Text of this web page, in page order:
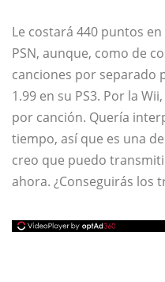
Le costará 440 puntos
PSN, aunque, como de
canciones por separado
1.99 en su PS3. Por la
por canción. Quería
tiempo, así que es una
creo que puedo
ahora. ¿Conseguirás los